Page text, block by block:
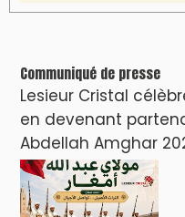
Communiqué de presse
Lesieur Cristal
en devenant
Abdellah Amghar